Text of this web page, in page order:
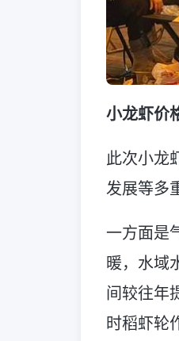
小龙虾价
此次小龙
发展等多
一方面是
暖，水域
间较往年
时稻虾轮